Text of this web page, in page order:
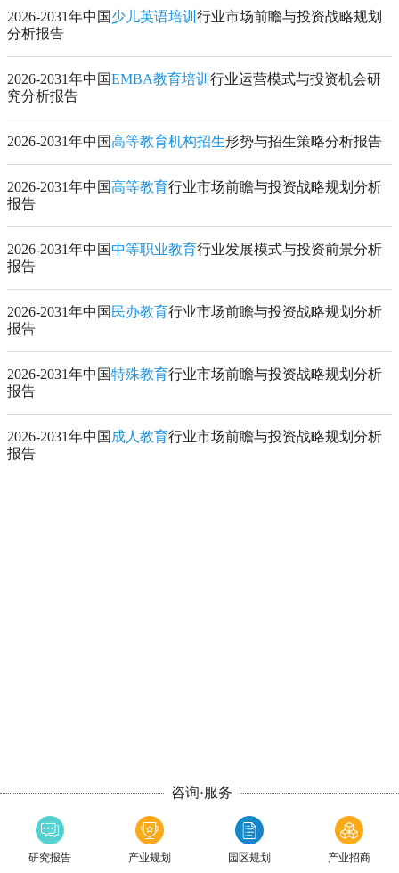
2026-2031年中国 少儿英语培训 行业市场前瞻与投资战略规划
分析报告
2026-2031年中国EMBA教育培训 行业运营模式与投资机会研
究分析报告
2026-2031年中国高等教育机构招生形势与招生策略分析报告
2026-2031年中国高等教育行业市场前瞻与投资战略规划分析
报告
2026-2031年中国中等职业教育行业发展模式与投资前景分析
报告
2026-2031年中国 民办教育行业市场前瞻与投资战略规划分析
报告
2026-2031年中国特殊教育行业市场前瞻与投资战略规划分析
报告
2026-2031年中国 成人教育行业市场前瞻与投资战略规划分析
报告
咨询·服务
研究报告 产业规划 园区规划 产业招商